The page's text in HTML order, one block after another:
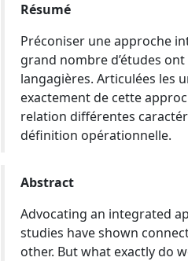
Résumé
Préconiser une approche
grand nombre d’études
langagières. Articulées les
exactement de cette
relation différentes
définition opérationnelle.
Abstract
Advocating an integrated
studies have shown
other. But what exactly do